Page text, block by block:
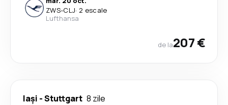
ZWS-CLJ· 2 escale
Lufthansa
de la207 €
Iași -Stuttgart 8 zile